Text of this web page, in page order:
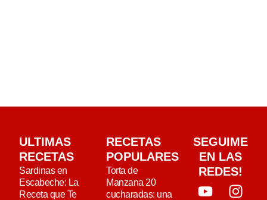
ULTIMAS
RECETAS
Sardinas en
Escabeche: La
Receta que Te
RECETAS
POPULARES
Torta de
Manzana 20
cucharadas: una
SEGUIME
EN LAS
REDES!